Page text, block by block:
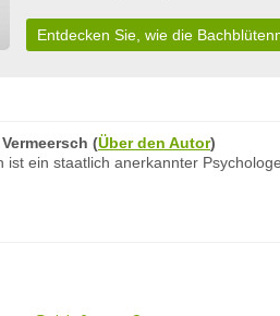
Entdecken Sie, wie die
(Über den Autor)
ist ein staatlich anerkannter